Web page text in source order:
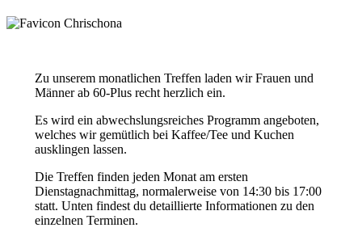
Zu unserem monatlichen Treffen laden wir Frauen und
Männer ab 60-Plus recht herzlich ein.
Es wird ein abwechslungsreiches Programm angeboten,
welches wir gemütlich bei Kaffee/Tee und Kuchen
ausklingen lassen.
Die Treffen finden jeden Monat am ersten
Dienstagnachmittag, normalerweise von 14:30 bis 17:00
statt. Unten findest du detaillierte Informationen zu den
einzelnen Terminen.